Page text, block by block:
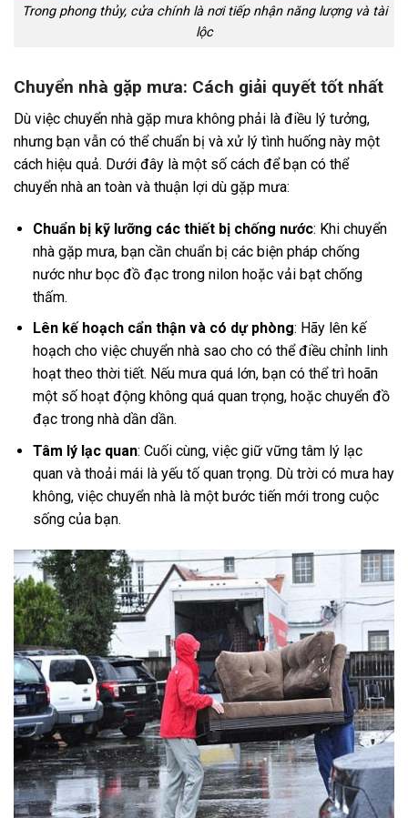
Trong phong thủy, cửa chính là nơi tiếp nhận năng lượng và tài
lộc
Chuyển nhà gặp mưa: Cách giải quyết tốt nhất
Dù việc chuyển nhà gặp mưa không phải là điều lý tưởng,
nhưng bạn vẫn có thể chuẩn bị và xử lý tình huống này một
cách hiệu quả. Dưới đây là một số cách để bạn có thể
chuyển nhà an toàn và thuận lợi dù gặp mưa:
Chuẩn bị kỹ lưỡng các thiết bị chống nước: Khi chuyển
nhà gặp mưa, bạn cần chuẩn bị các biện pháp chống
nước như bọc đồ đạc trong nilon hoặc vải bạt chống
thấm.
Lên kế hoạch cẩn thận và có dự phòng: Hãy lên kế
hoạch cho việc chuyển nhà sao cho có thể điều chỉnh linh
hoạt theo thời tiết. Nếu mưa quá lớn, bạn có thể trì hoãn
một số hoạt động không quá quan trọng, hoặc chuyển đồ
đạc trong nhà dần dần.
Tâm lý lạc quan: Cuối cùng, việc giữ vững tâm lý lạc
quan và thoải mái là yếu tố quan trọng. Dù trời có mưa hay
không, việc chuyển nhà là một bước tiến mới trong cuộc
sống của bạn.